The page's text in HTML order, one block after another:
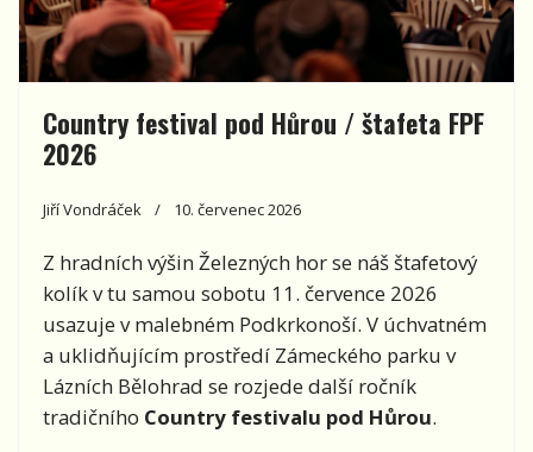
Country festival pod Hůrou / štafeta FPF
2026
Jiří Vondráček 10. červenec 2026
Z hradních výšin Železných hor se náš štafetový
kolík v tu samou sobotu 11. července 2026
usazuje v malebném Podkrkonoší. V úchvatném
a uklidňujícím prostředí Zámeckého parku v
Lázních Bělohrad se rozjede další ročník
tradičního Country festivalu pod Hůrou.